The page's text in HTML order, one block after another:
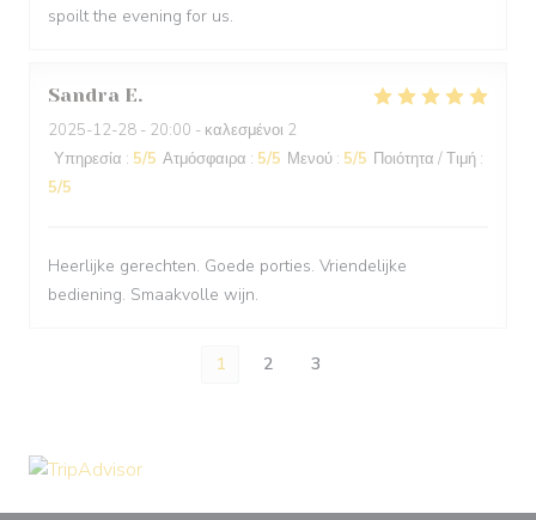
spoilt the evening for us.
Sandra E
2025-12-28 - 20:00 - καλεσμένοι 2
Υπηρεσία : 5/5 Ατμόσφαιρα : 5/5 Μενού : 5/5 Ποιότητα / Τιμή :
5/5
Heerlijke gerechten. Goede porties. Vriendelijke
bediening. Smaakvolle wijn.
1 2 3